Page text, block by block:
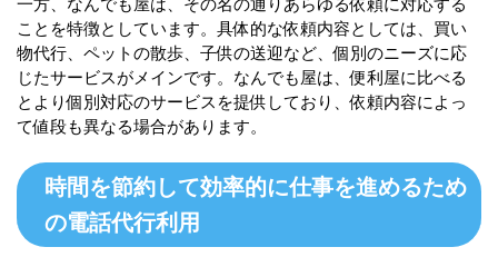
ことを特徴としています。具体的な依頼内容としては、買い
物代行、ペットの散歩、子供の送迎など、個別のニーズに応
じたサービスがメインです。なんでも屋は、便利屋に比べる
とより個別対応のサービスを提供しており、依頼内容によっ
て値段も異なる場合があります。
時間を節約して効率的に仕事を進めるため
の電話代行利用